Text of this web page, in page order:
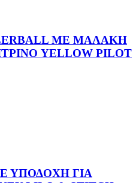
ΜΕ ΜΑΛΑΚΗ
YELLOW PILOT
ΥΠΟΔΟΧΗ ΓΙΑ